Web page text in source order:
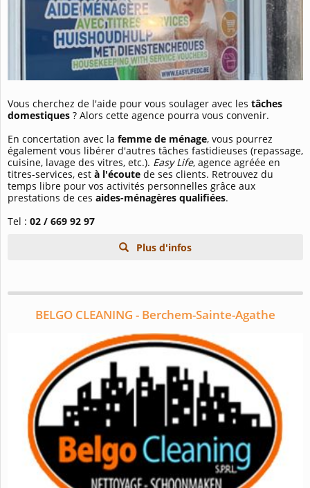
Vous cherchez de l'aide pour vous soulager avec les tâches
domestiques ? Alors cette agence pourra vous convenir.
En concertation avec la femme de ménage, vous pourrez
également vous libérer d'autres tâches fastidieuses (repassage,
cuisine, lavage des vitres, etc.). Easy Life, agence agréée en
titres-services, est à l'écoute de ses clients. Retrouvez du
temps libre pour vos activités personnelles grâce aux
prestations de ces aides-ménagères qualifiées.
Tel : 02 / 669 92 97
Plus d'infos
BELGO CLEANING - Berchem-Sainte-Agathe